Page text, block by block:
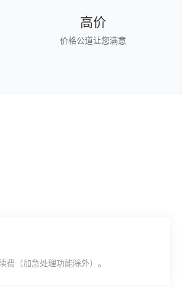
高价
价格公道让您满意
（加急处理功能除外）。